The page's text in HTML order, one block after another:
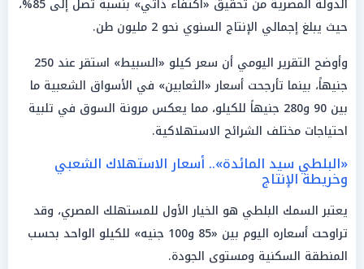
الدولة المصرية من تحقيق «اكتفاء ذاتي» بنسبة تصل إلى 85%،
حيث يبلغ إجمالي الإنتاج السنوي نحو 2 مليون طن.
وأوضح التقرير اليومي أن سعر كيلو «السبيط» استقر عند 250
جنيهاً، بينما تأرجحت أسعار «الثعابين» في الأسواق الشعبية ما
بين 90 و280 جنيهاً للكيلو، مما يعكس مرونة السوق في تلبية
احتياجات مختلف الشرائح الاستهلاكية.
«البلطي سيد المائدة».. أسعار الاستهلاك الشعبي
وخريطة الإنتاج
يعتبر السمك البلطي هو الخيار الأول للمستهلك المصري، وقد
تراوحت أسعاره اليوم بين «85 و100 جنيه» للكيلو الواحد بحسب
المنطقة السكنية ومستوى الجودة.